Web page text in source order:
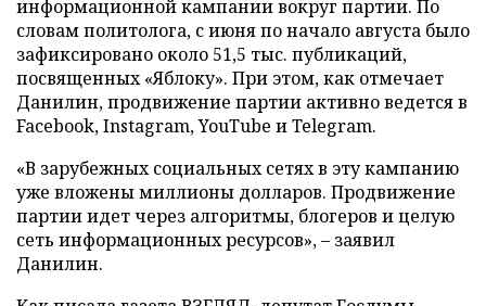
информационной кампании вокруг партии. По
словам политолога, с июня по начало августа было
зафиксировано около 51,5 тыс. публикаций,
посвященных «Яблоку». При этом, как отмечает
Данилин, продвижение партии активно ведется в
Facebook, Instagram, YouTube и Telegram.
«В зарубежных социальных сетях в эту кампанию
уже вложены миллионы долларов. Продвижение
партии идет через алгоритмы, блогеров и целую
сеть информационных ресурсов», – заявил
Данилин.